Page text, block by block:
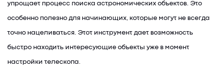
упрощает процесс поиска астрономических объектов. Это
особенно полезно для начинающих, которые могут не всегда
точно нацеливаться. Этот инструмент дает возможность
быстро находить интересующие объекты уже в момент
настройки телескопа.